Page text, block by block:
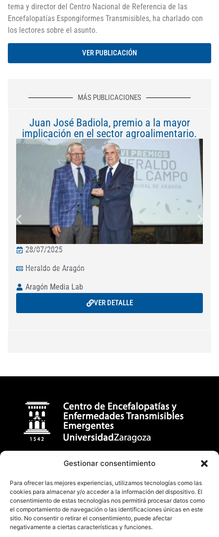
Gestionar consentimiento
Para ofrecer las mejores experiencias, utilizamos tecnologías como las
cookies para almacenar y/o acceder a la información del dispositivo. El
consentimiento de estas tecnologías nos permitirá procesar datos como
el comportamiento de navegación o las identificaciones únicas en este
sitio. No consentir o retirar el consentimiento, puede afectar
negativamente a ciertas características y funciones.
tema y director del Centro Nacional de Referencia de las
Encefalopatías Espongiformes Transmisibles, ha charlado con
los lectores sobre el asunto.
VER PUBLICACIÓN
MÁS PUBLICACIONES
Juan José Badiola, premio a la mayor
implicación en el sector agroalimentario.
28/07/2025
Heraldo de Aragón
Aragón Media Lab
VER DETALLE
Centro de Encefalopatías y Enfermedades Transmisibles
Facultad de Veterinaria (Universidad de Zaragoza)
C/ Miguel Servet, 177 50013, Zaragoza (España)
badiola@unizar.es
(34) 876-554162 / 976 76 29 47